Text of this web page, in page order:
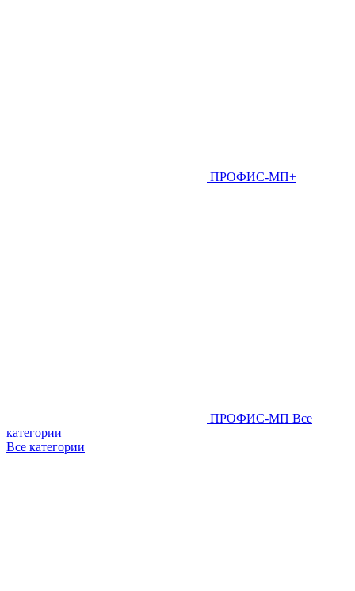
ПРОФИС-МП+
ПРОФИС-МП Все
категории
Все категории